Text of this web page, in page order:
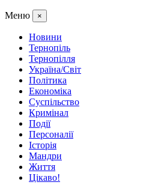
Меню ×
Новини
Тернопіль
Тернопілля
Україна/Світ
Політика
Економіка
Суспільство
Кримінал
Події
Персоналії
Історія
Мандри
Життя
Цікаво!